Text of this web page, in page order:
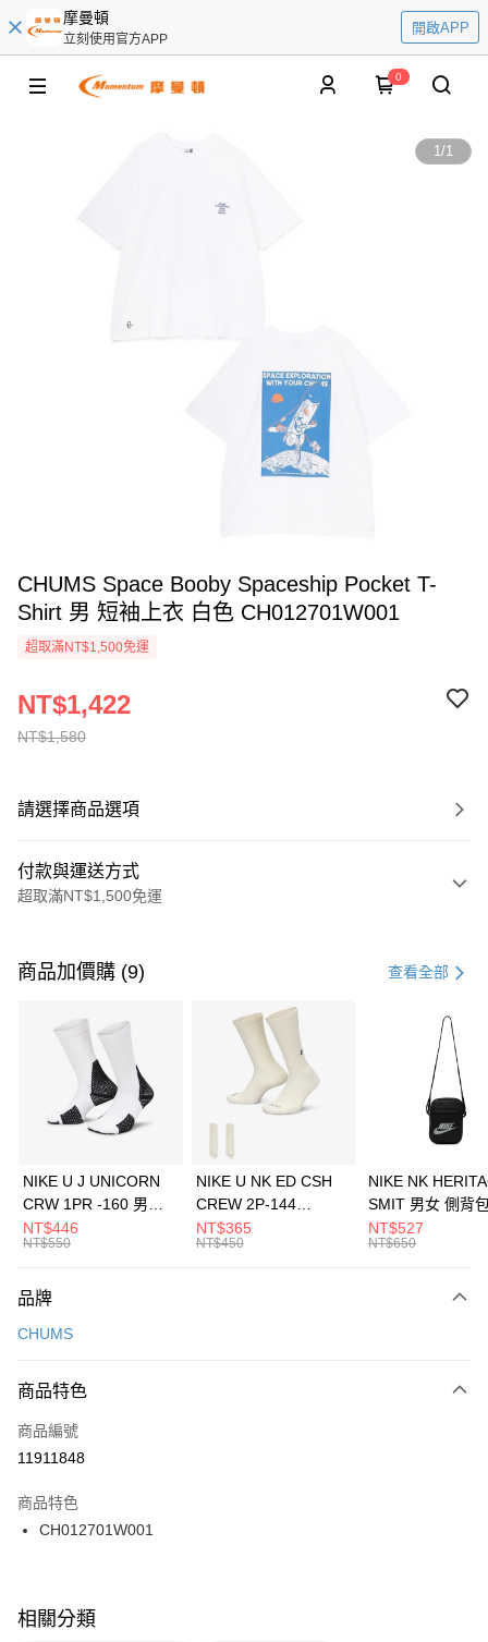
摩曼頓
立刻使用官方APP
開啟APP
0
1/1
CHUMS Space Booby Spaceship Pocket T-
Shirt 男 短袖上衣 白色 CH012701W001
超取滿NT$1,500免運
NT$1,580
NT$1,422
請選擇商品選項
付款與運送方式
超取滿NT$1,500免運
信用卡一次付款
3 期 0 利率 每期 21家銀行
合作金庫商業銀行
第一商業銀行
華南商業銀行
彰化商業銀行
上海商業儲蓄銀行
元大商業銀行
台灣樂天信用卡公司
Apple Pay
全盈+PAY
AFTEE先享後付
【關於「AFTEE先享後付」】
便利好安心！
３．安心：先確認商品／服務後，再付款。
【「AFTEE先享後付」結帳流程】
１．於結帳方式選擇「AFTEE先享後付」後，將跳轉至「AFTEE先享後付」
２．訂單成立數日內，您將收到繳費通知簡訊。
３．收到繳費通知簡訊後14天內，點擊此簡訊中的連結，可透過四大超商／
ATM／網路銀行／等多元方式進行付款，方視為交易完成。
※ 交易是否成功請以「AFTEE先享後付 」之結帳頁面顯示為準，若有關於
是否繳費成功／繳費後需取消欲退款等相關疑問，請聯繫「AFTEE先享後付
運送方式
每筆NT$100，滿NT$1,500(含以上)免運費
宅配
每筆NT$100，滿NT$1,500(含以上)免運費
付款後門市自取
每筆NT$100，滿NT$1,500(含以上)免運費
商品加價購 (9) 查看全部
NIKE U J UNICORN
CRW 1PR -160 男女
中統襪 FZ3393100
NT$446
NT$550
NIKE U NK ED CSH
CREW 2P-144
EMBRDY 男女 短統襪
FZ3073133
NT$365
NT$450
NIKE NK
SMIT 男女 側背
BA5871010
NT$527
NT$650
品牌
CHUMS
商品特色
商品編號
11911848
商品特色
CH012701W001
相關分類